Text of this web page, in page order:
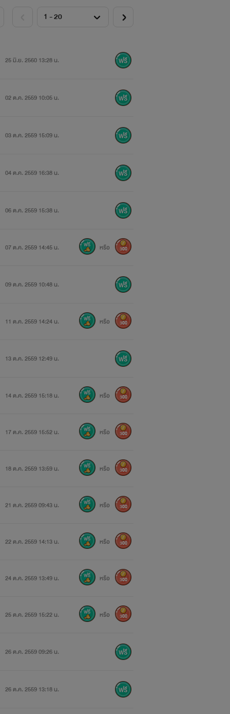
25 มิ.ย. 2560 13:28 น.
02 ต.ค. 2559 10:05 น.
03 ต.ค. 2559 15:09 น.
04 ต.ค. 2559 16:38 น.
06 ต.ค. 2559 15:38 น.
07 ต.ค. 2559 14:45 น. หรือ 300
09 ต.ค. 2559 10:48 น.
11 ต.ค. 2559 14:24 น. หรือ 300
13 ต.ค. 2559 12:49 น.
14 ต.ค. 2559 15:18 น. หรือ 300
17 ต.ค. 2559 15:52 น. หรือ 300
18 ต.ค. 2559 13:59 น. หรือ 300
21 ต.ค. 2559 09:43 น. หรือ 300
22 ต.ค. 2559 14:13 น. หรือ 300
24 ต.ค. 2559 13:49 น. หรือ 300
25 ต.ค. 2559 15:22 น. หรือ 300
26 ต.ค. 2559 09:26 น.
26 ต.ค. 2559 13:18 น.